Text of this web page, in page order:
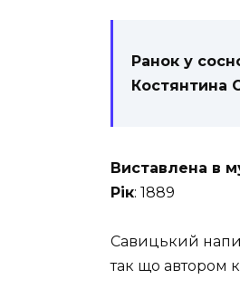
Ранок у
Костянтина
Виставлена ​​в
Рік: 1889
Савицький
так що автором